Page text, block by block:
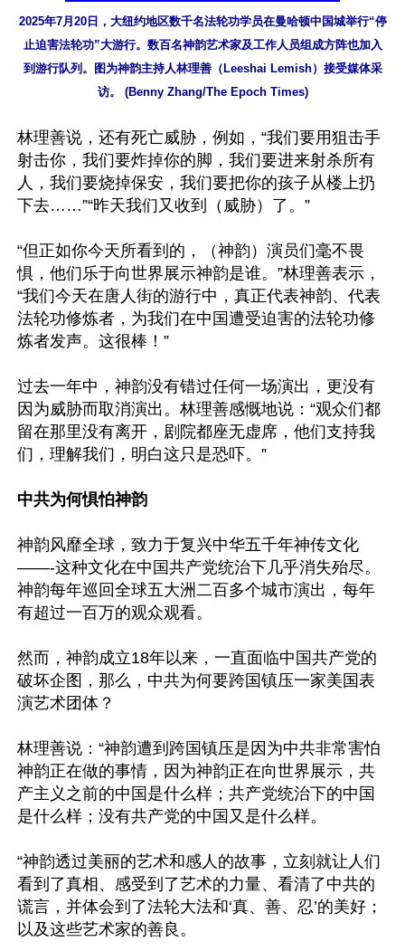
2025年7月20日，大纽约地区数千名法轮功学员在曼哈顿中国城举行“停
止迫害法轮功”大游行。数百名神韵艺术家及工作人员组成方阵也加入
到游行队列。图为神韵主持人林理善（Leeshai Lemish）接受媒体采
访。 (Benny Zhang/The Epoch Times)
林理善说，还有死亡威胁，例如，“我们要用狙击手
射击你，我们要炸掉你的脚，我们要进来射杀所有
人，我们要烧掉保安，我们要把你的孩子从楼上扔
下去……”“昨天我们又收到（威胁）了。”
“但正如你今天所看到的，（神韵）演员们毫不畏
惧，他们乐于向世界展示神韵是谁。”林理善表示，
“我们今天在唐人街的游行中，真正代表神韵、代表
法轮功修炼者，为我们在中国遭受迫害的法轮功修
炼者发声。这很棒！”
过去一年中，神韵没有错过任何一场演出，更没有
因为威胁而取消演出。林理善感慨地说：“观众们都
留在那里没有离开，剧院都座无虚席，他们支持我
们，理解我们，明白这只是恐吓。”
中共为何惧怕神韵
神韵风靡全球，致力于复兴中华五千年神传文化
——-这种文化在中国共产党统治下几乎消失殆尽。
神韵每年巡回全球五大洲二百多个城市演出，每年
有超过一百万的观众观看。
然而，神韵成立18年以来，一直面临中国共产党的
破坏企图，那么，中共为何要跨国镇压一家美国表
演艺术团体？
林理善说：“神韵遭到跨国镇压是因为中共非常害怕
神韵正在做的事情，因为神韵正在向世界展示，共
产主义之前的中国是什么样；共产党统治下的中国
是什么样；没有共产党的中国又是什么样。
“神韵透过美丽的艺术和感人的故事，立刻就让人们
看到了真相、感受到了艺术的力量、看清了中共的
谎言，并体会到了法轮大法和‘真、善、忍’的美好；
以及这些艺术家的善良。